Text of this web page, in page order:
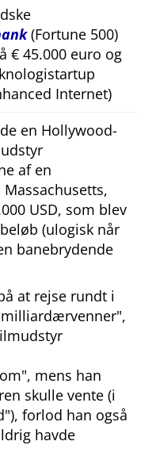
(Fortune 500)
€ 45.000 euro og
Internet)
en Hollywood-
af en
USD, som blev
(ulogisk når
banebrydende
at rejse rundt i
milliardærvenner ,
, mens han
skulle vente (i
), forlod han også
havde